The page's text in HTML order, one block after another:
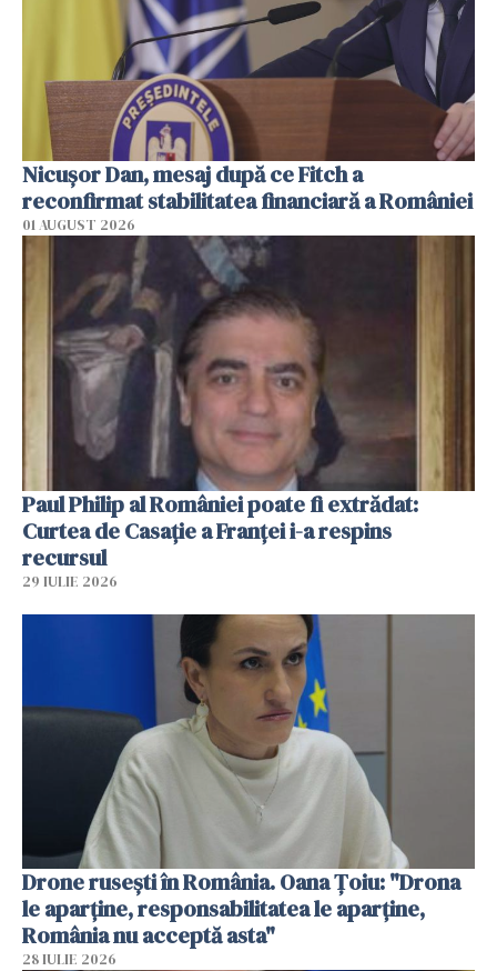
Nicuşor Dan, mesaj după ce Fitch a
reconfirmat stabilitatea financiară a României
01 AUGUST 2026
Paul Philip al României poate fi extrădat:
Curtea de Casaţie a Franţei i-a respins
recursul
29 IULIE 2026
Drone rusești în România. Oana Ţoiu: "Drona
le aparţine, responsabilitatea le aparţine,
România nu acceptă asta"
28 IULIE 2026